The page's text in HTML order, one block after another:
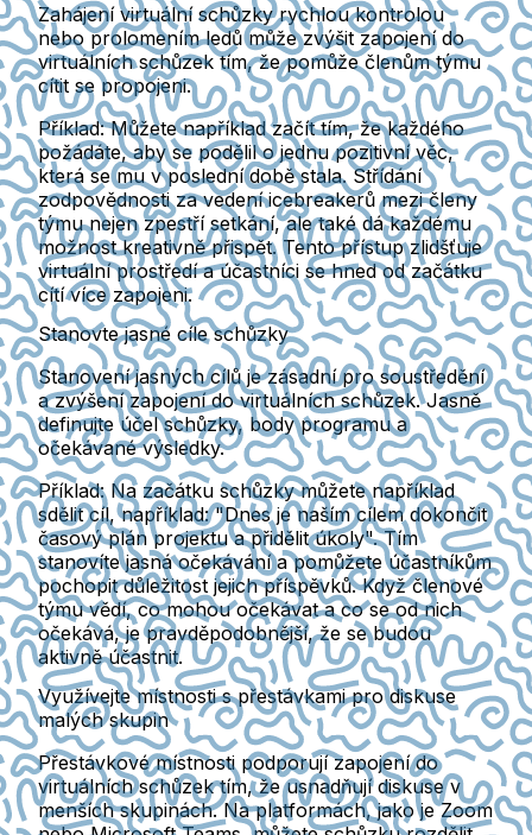
Zahájení virtuální schůzky rychlou kontrolou
nebo prolomením ledů může zvýšit zapojení do
virtuálních schůzek tím, že pomůže členům týmu
cítit se propojeni.
Příklad:Můžete například začít tím, že každého
požádáte, aby se podělil o jednu pozitivní věc,
která se mu v poslední době stala. Střídání
zodpovědnosti za vedení icebreakerů mezi členy
týmu nejen zpestří setkání, ale také dá každému
možnost kreativně přispět. Tento přístup zlidšťuje
virtuální prostředí a účastníci se hned od začátku
cítí více zapojeni.
Stanovte jasné cíle schůzky
Stanovení jasných cílů je zásadní pro soustředění
a zvýšení zapojení do virtuálních schůzek. Jasně
definujte účel schůzky, body programu a
očekávané výsledky.
Příklad:Na začátku schůzky můžete například
sdělit cíl, například: "Dnes je naším cílem dokončit
časový plán projektu a přidělit úkoly". Tím
stanovíte jasná očekávání a pomůžete účastníkům
pochopit důležitost jejich příspěvků. Když členové
týmu vědí, co mohou očekávat a co se od nich
očekává, je pravděpodobnější, že se budou
aktivně účastnit.
Využívejte místnosti s přestávkami pro diskuse
malých skupin
Přestávkové místnosti podporují zapojení do
virtuálních schůzek tím, že usnadňují diskuse v
menších skupinách. Na platformách, jako je Zoom